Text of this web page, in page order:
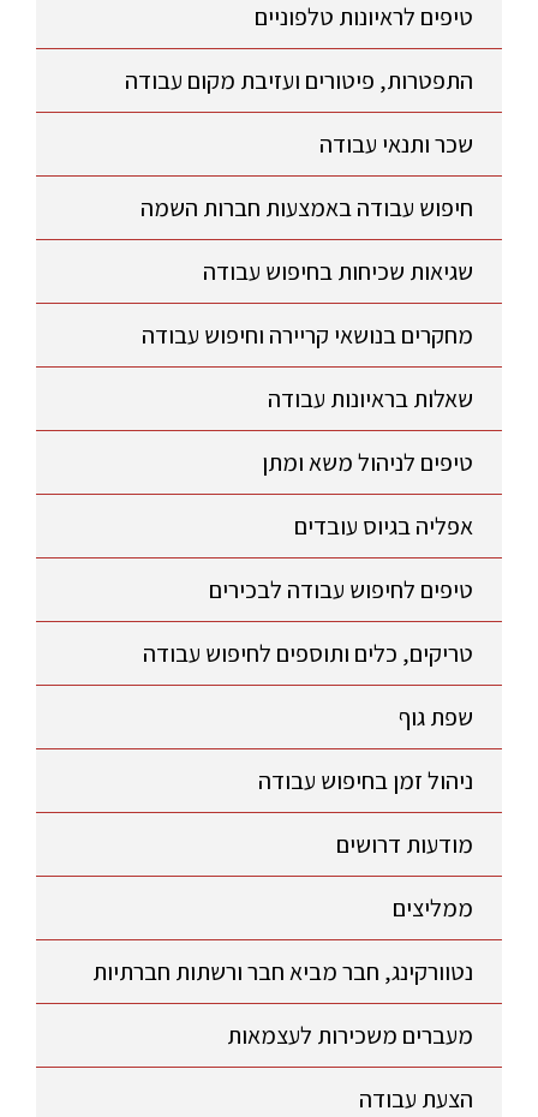
טיפים לראיונות טלפוניים
התפטרות, פיטורים ועזיבת מקום עבודה
שכר ותנאי עבודה
חיפוש עבודה באמצעות חברות השמה
שגיאות שכיחות בחיפוש עבודה
מחקרים בנושאי קריירה וחיפוש עבודה
שאלות בראיונות עבודה
טיפים לניהול משא ומתן
אפליה בגיוס עובדים
טיפים לחיפוש עבודה לבכירים
טריקים, כלים ותוספים לחיפוש עבודה
שפת גוף
ניהול זמן בחיפוש עבודה
מודעות דרושים
ממליצים
נטוורקינג, חבר מביא חבר ורשתות חברתיות
מעברים משכירות לעצמאות
הצעת עבודה